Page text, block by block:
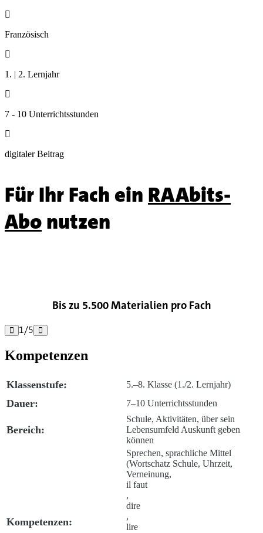

Französisch

1. | 2. Lernjahr

7 - 10 Unterrichtsstunden

digitaler Beitrag
Für Ihr Fach ein RAAbits-
Abonutzen
Bis zu 5.500 Materialien pro Fach
 1/5 
Kompetenzen
Klassenstufe: 5.–8. Klasse (1./2. Lernjahr)
Dauer: 7–10 Unterrichtsstunden
Bereich:
Schule, Aktivitäten, über sein
Lebensumfeld Auskunft geben
können
Kompetenzen:
Sprechen, sprachliche Mittel
(Wortschatz Schule, Uhrzeit,
Verneinung,
il faut
,
dire
,
lire